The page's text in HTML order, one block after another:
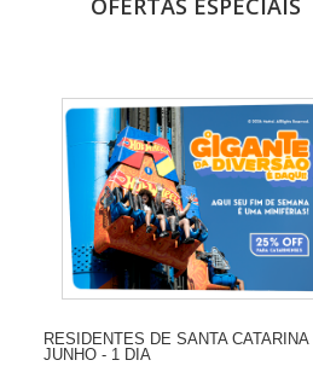
RESIDENTES DE SANTA CATARINA
JUNHO - 1 DIA